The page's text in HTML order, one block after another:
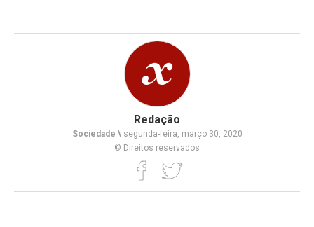
Redação
Sociedade \segunda-feira, março 30, 2020
© Direitos reservados